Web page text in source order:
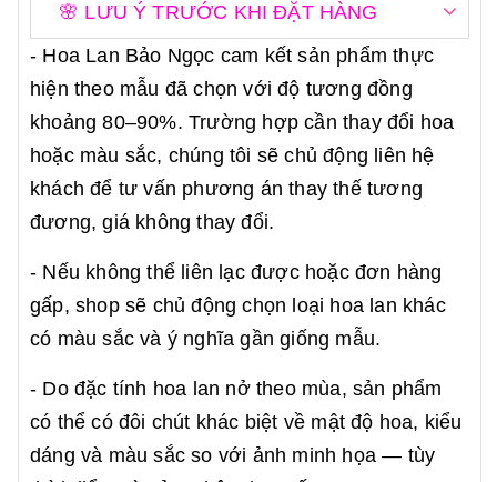
🌸 LƯU Ý TRƯỚC KHI ĐẶT HÀNG
- Hoa Lan Bảo Ngọc cam kết sản phẩm thực
hiện theo mẫu đã chọn với độ tương đồng
khoảng 80–90%. Trường hợp cần thay đổi hoa
hoặc màu sắc, chúng tôi sẽ chủ động liên hệ
khách để tư vấn phương án thay thế tương
đương, giá không thay đổi.
- Nếu không thể liên lạc được hoặc đơn hàng
gấp, shop sẽ chủ động chọn loại hoa lan khác
có màu sắc và ý nghĩa gần giống mẫu.
- Do đặc tính hoa lan nở theo mùa, sản phẩm
có thể có đôi chút khác biệt về mật độ hoa, kiểu
dáng và màu sắc so với ảnh minh họa — tùy